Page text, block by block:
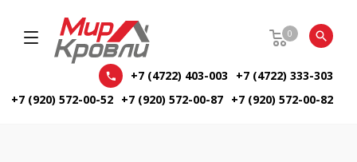
0
+7 (4722) 403-003
+7 (4722) 333-303
+7 (920) 572-00-52 +7 (920) 572-00-87 +7 (920) 572-00-82